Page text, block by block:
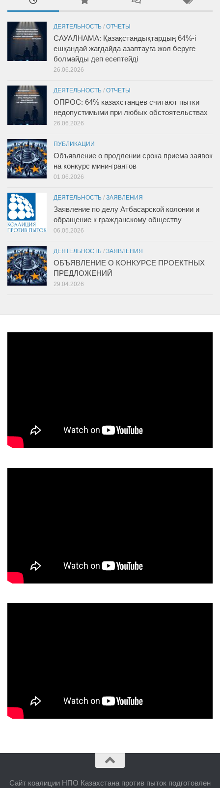
ДЕЯТЕЛЬНОСТЬ / ОТЧЕТЫ
САУАЛНАМА: Қазақстандықтардың 64%-і
ешқандай жағдайда азаптауға жол беруге
болмайды деп есептейді
26.06.2026
ДЕЯТЕЛЬНОСТЬ / ОТЧЕТЫ
ОПРОС: 64% казахстанцев считают пытки
недопустимыми при любых обстоятельствах
26.06.2026
ПУБЛИКАЦИИ
Объявление о продлении срока приема заявок
на конкурс мини-грантов
01.06.2026
ДЕЯТЕЛЬНОСТЬ / ЗАЯВЛЕНИЯ
Заявление по делу Атбасарской колонии и
обращение к гражданскому обществу
06.05.2026
ДЕЯТЕЛЬНОСТЬ / ЗАЯВЛЕНИЯ
ОБЪЯВЛЕНИЕ О КОНКУРСЕ ПРОЕКТНЫХ
ПРЕДЛОЖЕНИЙ
29.04.2026
Сайт коалиции НПО Казахстана против пыток подготовлен